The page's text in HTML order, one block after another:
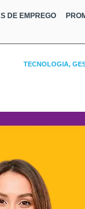
DE EMPREGO
TECNOLOGIA,